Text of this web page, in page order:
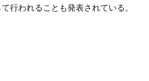
行われることも発表されている。